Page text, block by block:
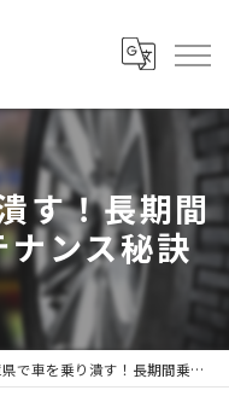
す！長期間
ンス秘訣
車を乗り潰す！長期間乗るためのメンテナンス秘訣